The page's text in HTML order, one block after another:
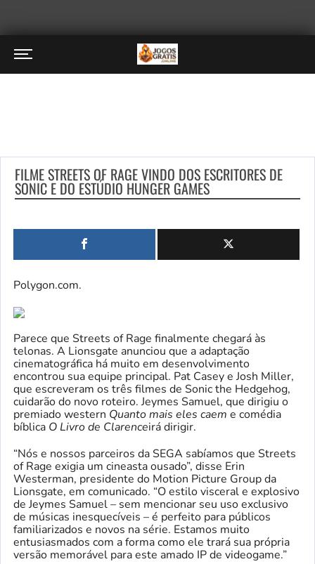
FILME STREETS OF RAGE VINDO DOS ESCRITORES DE
SONIC E DO ESTÚDIO HUNGER GAMES
Polygon.com.
Parece que Streets of Rage finalmente chegará às
telonas. A Lionsgate anunciou que a adaptação
cinematográfica há muito em desenvolvimento
encontrou sua equipe principal. Pat Casey e Josh Miller,
que escreveram os três filmes de Sonic the Hedgehog,
cuidarão do novo roteiro. Jeymes Samuel, que dirigiu o
premiado western Quanto mais eles caem e comédia
bíblica O Livro de Clarenceirá dirigir.
“Nós e nossos parceiros da SEGA sabíamos que Streets
of Rage exigia um cineasta ousado”, disse Erin
Westerman, presidente do Motion Picture Group da
Lionsgate, em comunicado. “O estilo visceral e explosivo
de Jeymes Samuel – sem mencionar seu uso exclusivo
de músicas inesquecíveis – é perfeito para públicos
familiarizados e novos na série. Estamos muito
entusiasmados com a forma como ele trará sua própria
versão memorável para este amado IP de videogame.”